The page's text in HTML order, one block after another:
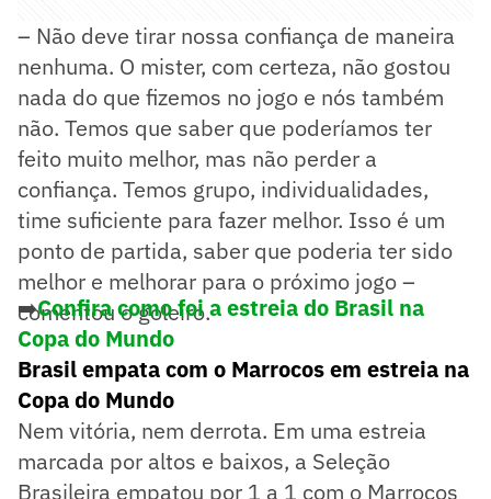
– Não deve tirar nossa confiança de maneira
nenhuma. O mister, com certeza, não gostou
nada do que fizemos no jogo e nós também
não. Temos que saber que poderíamos ter
feito muito melhor, mas não perder a
confiança. Temos grupo, individualidades,
time suficiente para fazer melhor. Isso é um
ponto de partida, saber que poderia ter sido
melhor e melhorar para o próximo jogo –
comentou o goleiro.
➡️Confira como foi a estreia do Brasil na
Copa do Mundo
Brasil empata com o Marrocos em estreia na
Copa do Mundo
Nem vitória, nem derrota. Em uma estreia
marcada por altos e baixos, a Seleção
Brasileira empatou por 1 a 1 com o Marrocos